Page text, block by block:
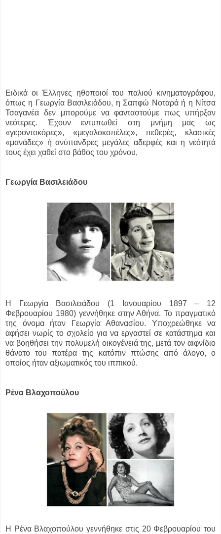
Ειδικά οι Έλληνες ηθοποιοί του παλιού κινηματογράφου,
όπως η Γεωργία Βασιλειάδου, η Σαπφώ Νοταρά ή η Νίτσα
Τσαγανέα δεν μπορούμε να φανταστούμε πως υπήρξαν
νεότερες. Έχουν εντυπωθεί στη μνήμη μας ως
«γεροντοκόρες», «μεγαλοκοπέλες», πεθερές, κλασικές
«μανάδες» ή ανύπανδρες μεγάλες αδερφές και η νεότητά
τους έχει χαθεί στο βάθος του χρόνου,
Γεωργία Βασιλειάδου
Η Γεωργία Βασιλειάδου (1 Ιανουαρίου 1897 – 12
Φεβρουαρίου 1980) γεννήθηκε στην Αθήνα. Το πραγματικό
της όνομα ήταν Γεωργία Αθανασίου. Υποχρεώθηκε να
αφήσει νωρίς το σχολείο για να εργαστεί σε κατάστημα και
να βοηθήσει την πολυμελή οικογένειά της, μετά τον αιφνίδιο
θάνατο του πατέρα της κατόπιν πτώσης από άλογο, ο
οποίος ήταν αξιωματικός του ιππικού.
Ρένα Βλαχοπούλου
Η Ρένα Βλαχοπούλου γεννήθηκε στις 20 Φεβρουαρίου του